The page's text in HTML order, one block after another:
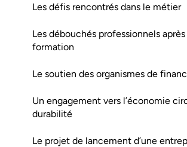
Les défis rencontrés dans le métier
Les débouchés professionnels après
formation
Le soutien des organismes de
Un engagement vers l’économie
durabilité
Le projet de lancement d’une